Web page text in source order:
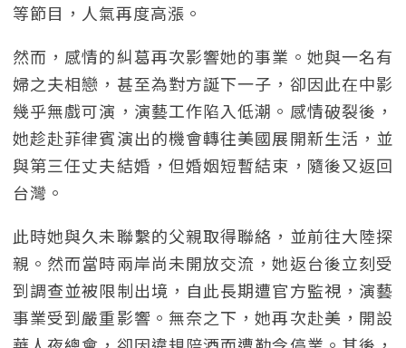
等節目，人氣再度高漲。
然而，感情的糾葛再次影響她的事業。她與一名有
婦之夫相戀，甚至為對方誕下一子，卻因此在中影
幾乎無戲可演，演藝工作陷入低潮。感情破裂後，
她趁赴菲律賓演出的機會轉往美國展開新生活，並
與第三任丈夫結婚，但婚姻短暫結束，隨後又返回
台灣。
此時她與久未聯繫的父親取得聯絡，並前往大陸探
親。然而當時兩岸尚未開放交流，她返台後立刻受
到調查並被限制出境，自此長期遭官方監視，演藝
事業受到嚴重影響。無奈之下，她再次赴美，開設